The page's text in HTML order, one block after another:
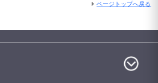
ページトップへ戻る